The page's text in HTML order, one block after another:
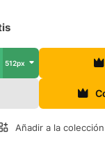
512px
Añadir a la colección